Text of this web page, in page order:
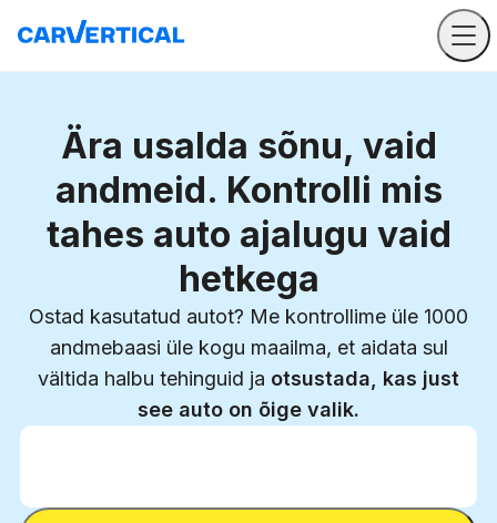
Ära usalda sõnu, vaid
andmeid. Kontrolli mis
tahes auto ajalugu vaid
hetkega
Ostad kasutatud autot? Me kontrollime üle 1000
andmebaasi üle kogu maailma, et aidata sul
vältida halbu tehinguid ja otsustada, kas just
see auto on õige valik.
Sisesta VIN-kood
Sisesta VIN-kood